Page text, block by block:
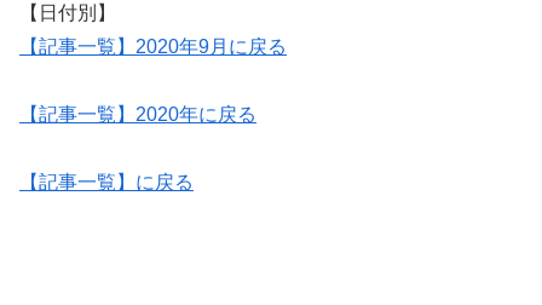
【日付別】
【記事一覧】2020年9月に戻る
【記事一覧】2020年に戻る
【記事一覧】に戻る